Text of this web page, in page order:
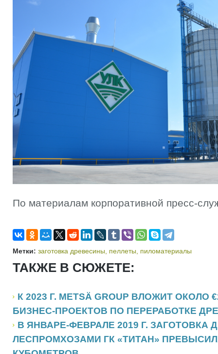
По материалам корпоративной пресс-
Метки: заготовка древесины пеллеты пиломатериалы
ТАКЖЕ В СЮЖЕТЕ:
К 2023 Г. METSÄ GROUP ВЛОЖИТ ОКОЛО
БИЗНЕС-ПРОЕКТОВ ПО ПЕРЕРАБОТКЕ
В ЯНВАРЕ-ФЕВРАЛЕ 2019 Г. ЗАГОТОВКА
ЛЕСПРОМХОЗАМИ ГК «ТИТАН»